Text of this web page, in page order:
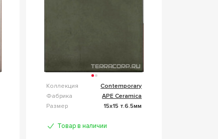
Коллекция
Contemporary
Фабрика
APE Ceramica
Размер
15x15 т.6.5мм
Товар в наличии